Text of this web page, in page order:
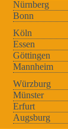
Nürnberg
Bonn
Köln
Essen
Göttingen
Mannheim
Würzburg
Münster
Erfurt
Augsburg